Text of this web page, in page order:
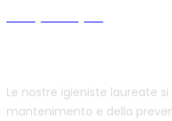
Le nostre igieniste laureate
mantenimento e della